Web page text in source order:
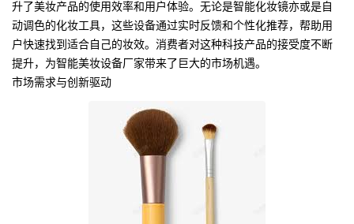
升了美妆产品的使用效率和用户体验。无论是智能化妆镜亦或是自
动调色的化妆工具，这些设备通过实时反馈和个性化推荐，帮助用
户快速找到适合自己的妆效。消费者对这种科技产品的接受度不断
提升，为智能美妆设备厂家带来了巨大的市场机遇。
市场需求与创新驱动